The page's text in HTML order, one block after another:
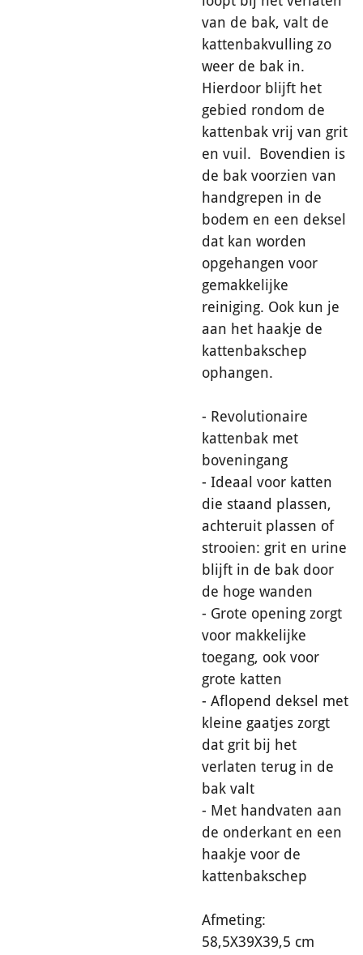
van de bak, valt de
kattenbakvulling zo
weer de bak in.
Hierdoor blijft het
gebied rondom de
kattenbak vrij van grit
en vuil. Bovendien is
de bak voorzien van
handgrepen in de
bodem en een deksel
dat kan worden
opgehangen voor
gemakkelijke
reiniging. Ook kun je
aan het haakje de
kattenbakschep
ophangen.
- Revolutionaire
kattenbak met
boveningang
- Ideaal voor katten
die staand plassen,
achteruit plassen of
strooien: grit en urine
blijft in de bak door
de hoge wanden
- Grote opening zorgt
voor makkelijke
toegang, ook voor
grote katten
- Aflopend deksel met
kleine gaatjes zorgt
dat grit bij het
verlaten terug in de
bak valt
- Met handvaten aan
de onderkant en een
haakje voor de
kattenbakschep
Afmeting:
58,5X39X39,5 cm